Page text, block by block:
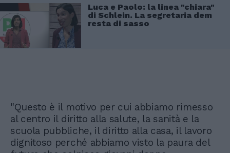
Luca e Paolo: la linea "chiara"
di Schlein. La segretaria dem
resta di sasso
"Questo è il motivo per cui abbiamo rimesso
al centro il diritto alla salute, la sanità e la
scuola pubbliche, il diritto alla casa, il lavoro
dignitoso perché abbiamo visto la paura del